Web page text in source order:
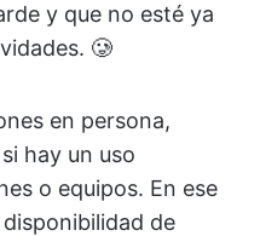
y que no esté ya
🥲
en persona,
hay un uso
o equipos. En ese
de